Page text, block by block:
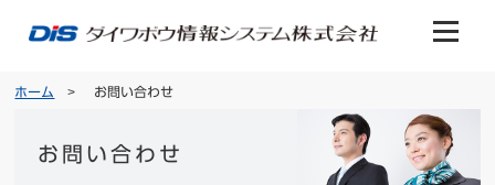
ホーム お問い合わせ
お問い合わせ